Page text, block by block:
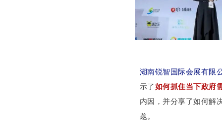
湖南锐智国际会展有限
示了如何抓住当下政府
内因，并分享了如何解
题。